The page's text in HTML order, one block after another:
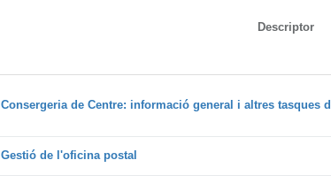
Descriptor
Consergeria de Centre: informació general i altres tasques
Gestió de l'oficina postal